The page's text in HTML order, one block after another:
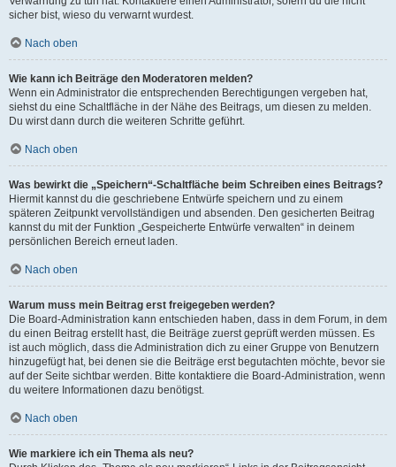
sicher bist, wieso du verwarnt wurdest.
Nach oben
Wie kann ich Beiträge den Moderatoren melden?
Wenn ein Administrator die entsprechenden Berechtigungen vergeben hat,
siehst du eine Schaltfläche in der Nähe des Beitrags, um diesen zu melden.
Du wirst dann durch die weiteren Schritte geführt.
Nach oben
Was bewirkt die „Speichern“-Schaltfläche beim Schreiben eines Beitrags?
Hiermit kannst du die geschriebene Entwürfe speichern und zu einem
späteren Zeitpunkt vervollständigen und absenden. Den gesicherten Beitrag
kannst du mit der Funktion „Gespeicherte Entwürfe verwalten“ in deinem
persönlichen Bereich erneut laden.
Nach oben
Warum muss mein Beitrag erst freigegeben werden?
Die Board-Administration kann entschieden haben, dass in dem Forum, in dem
du einen Beitrag erstellt hast, die Beiträge zuerst geprüft werden müssen. Es
ist auch möglich, dass die Administration dich zu einer Gruppe von Benutzern
hinzugefügt hat, bei denen sie die Beiträge erst begutachten möchte, bevor sie
auf der Seite sichtbar werden. Bitte kontaktiere die Board-Administration, wenn
du weitere Informationen dazu benötigst.
Nach oben
Wie markiere ich ein Thema als neu?